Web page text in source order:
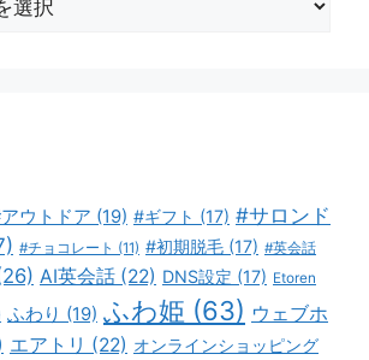
ウトドア (19) #ギフト (17) #サロンド
#チョコレート (11) #初期脱毛 (17) #英会話
AI英会話 (22) DNS設定 (17) Etoren
ふわり (19) ふわ姫 (63) ウェブホ
エアトリ (22) オンラインショッピング